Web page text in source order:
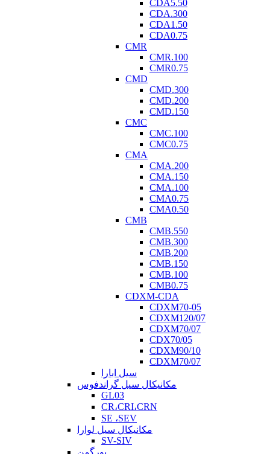
CDA5.50
CDA.300
CDA1.50
CDA0.75
CMR
CMR.100
CMR0.75
CMD
CMD.300
CMD.200
CMD.150
CMC
CMC.100
CMC0.75
CMA
CMA.200
CMA.150
CMA.100
CMA0.75
CMA0.50
CMB
CMB.550
CMB.300
CMB.200
CMB.150
CMB.100
CMB0.75
CDXM-CDA
CDXM70-05
CDXM120/07
CDXM70/07
CDX70/05
CDXM90/10
CDXM70/07
سیل ابارا
مکانیکال سیل گراندفوس
GL03
CR،CRI،CRN
SE ،SEV
مکانیکال سیل لوارا
SV-SIV
بورگمن